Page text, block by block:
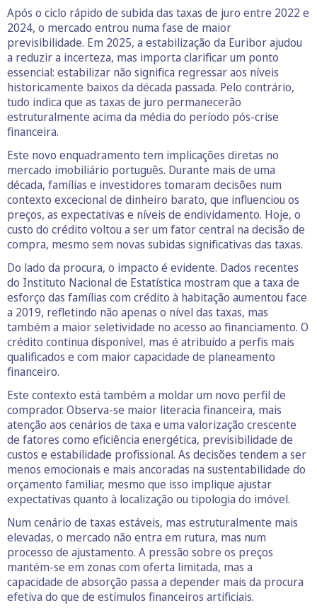
Após o ciclo rápido de subida das taxas de juro entre 2022 e
2024, o mercado entrou numa fase de maior
previsibilidade. Em 2025, a estabilização da Euribor ajudou
a reduzir a incerteza, mas importa clarificar um ponto
essencial: estabilizar não significa regressar aos níveis
historicamente baixos da década passada. Pelo contrário,
tudo indica que as taxas de juro permanecerão
estruturalmente acima da média do período pós-crise
financeira.
Este novo enquadramento tem implicações diretas no
mercado imobiliário português. Durante mais de uma
década, famílias e investidores tomaram decisões num
contexto excecional de dinheiro barato, que influenciou os
preços, as expectativas e níveis de endividamento. Hoje, o
custo do crédito voltou a ser um fator central na decisão de
compra, mesmo sem novas subidas significativas das taxas.
Do lado da procura, o impacto é evidente. Dados recentes
do Instituto Nacional de Estatística mostram que a taxa de
esforço das famílias com crédito à habitação aumentou face
a 2019, refletindo não apenas o nível das taxas, mas
também a maior seletividade no acesso ao financiamento. O
crédito continua disponível, mas é atribuído a perfis mais
qualificados e com maior capacidade de planeamento
financeiro.
Este contexto está também a moldar um novo perfil de
comprador. Observa-se maior literacia financeira, mais
atenção aos cenários de taxa e uma valorização crescente
de fatores como eficiência energética, previsibilidade de
custos e estabilidade profissional. As decisões tendem a ser
menos emocionais e mais ancoradas na sustentabilidade do
orçamento familiar, mesmo que isso implique ajustar
expectativas quanto à localização ou tipologia do imóvel.
Num cenário de taxas estáveis, mas estruturalmente mais
elevadas, o mercado não entra em rutura, mas num
processo de ajustamento. A pressão sobre os preços
mantém-se em zonas com oferta limitada, mas a
capacidade de absorção passa a depender mais da procura
efetiva do que de estímulos financeiros artificiais.